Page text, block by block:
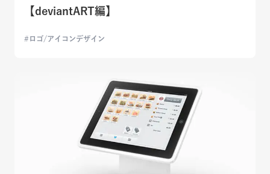
【deviantART編】
ロゴ/アイコンデザイン